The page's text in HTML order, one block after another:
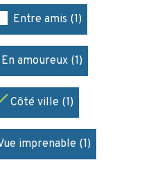
Entre amis (1)
En amoureux (1)
Côté ville (1)
imprenable (1)